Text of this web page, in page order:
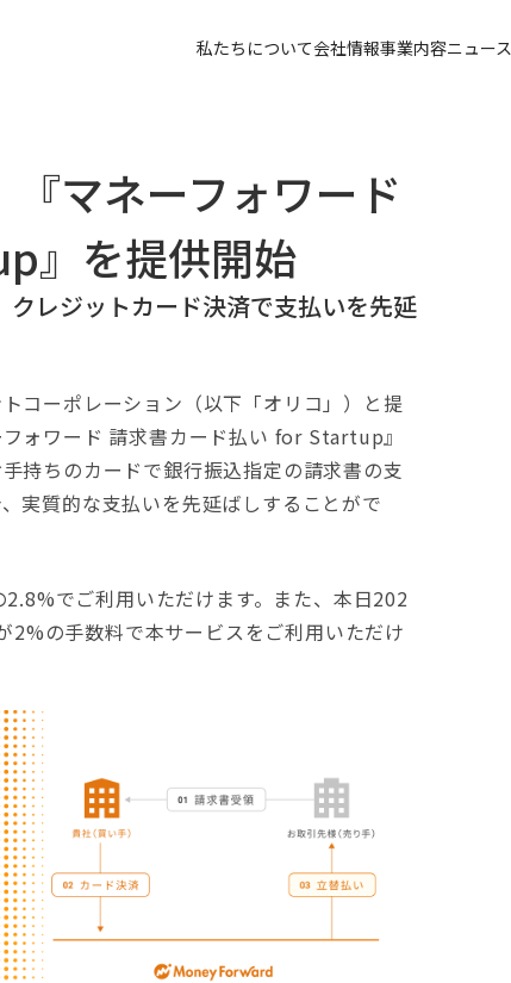
私たちについて会社情報事業内容ニュース
マネーフォワード
』を提供開始
レジットカード決済で支払いを先延
コーポレーション（以下「オリコ」）と提
ォワード 請求書カード払い for Startup』
持ちのカードで銀行振込指定の請求書の支
実質的な支払いを先延ばしすることがで
2.8%でご利用いただけます。また、本日202
の手数料で本サービスをご利用いただけ